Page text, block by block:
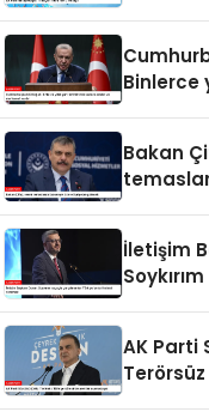
Binlerce
Bakan
İletişim
AK Parti